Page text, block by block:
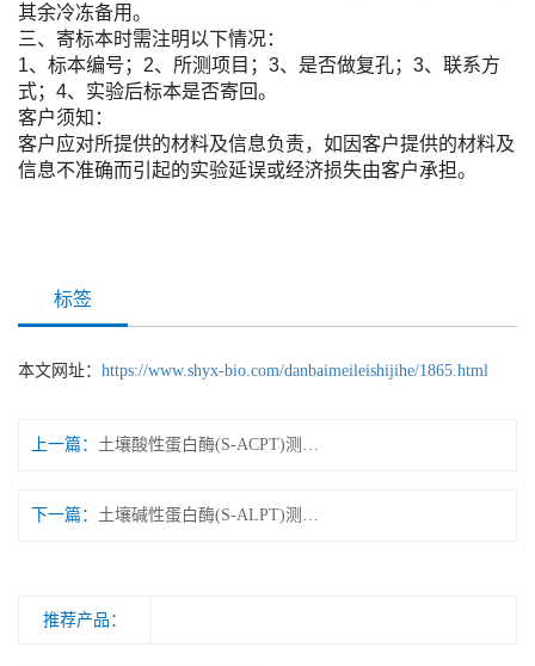
其余冷冻备用。
三、寄标本时需注明以下情况：
1、标本编号；2、所测项目；3、是否做复孔；3、联系方
式；4、实验后标本是否寄回。
客户须知：
客户应对所提供的材料及信息负责，如因客户提供的材料及
信息不准确而引起的实验延误或经济损失由客户承担。
标签
本文网址： https://www.shyx-bio.com/danbaimeileishijihe/1865.html
上一篇：
下一篇：
推荐产品：